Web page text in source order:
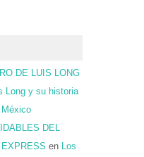
DE LUIS LONG
Long y su historia
DEL
en Los